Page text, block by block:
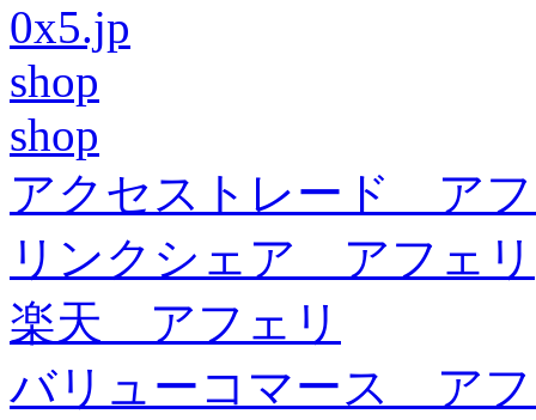
0x5.jp
shop
shop
アクセストレード ア
リンクシェア アフェリ
楽天 アフェリ
バリューコマース ア